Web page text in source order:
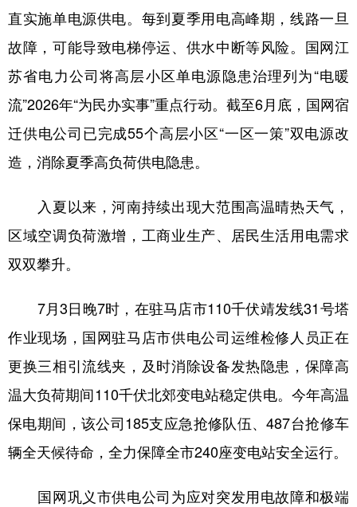
直实施单电源供电。每到夏季用电高峰期，线路一旦
故障，可能导致电梯停运、供水中断等风险。国网江
苏省电力公司将高层小区单电源隐患治理列为“电暖
流”2026年“为民办实事”重点行动。截至6月底，国网宿
迁供电公司已完成55个高层小区“一区一策”双电源改
造，消除夏季高负荷供电隐患。
入夏以来，河南持续出现大范围高温晴热天气，
区域空调负荷激增，工商业生产、居民生活用电需求
双双攀升。
7月3日晚7时，在驻马店市110千伏靖发线31号塔
作业现场，国网驻马店市供电公司运维检修人员正在
更换三相引流线夹，及时消除设备发热隐患，保障高
温大负荷期间110千伏北郊变电站稳定供电。今年高温
保电期间，该公司185支应急抢修队伍、487台抢修车
辆全天候待命，全力保障全市240座变电站安全运行。
国网巩义市供电公司为应对突发用电故障和极端